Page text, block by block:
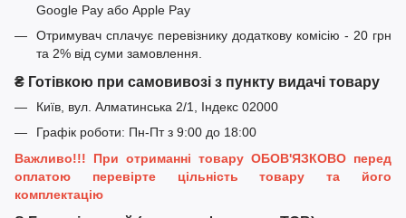
Google Pay або Apple Pay
Отримувач сплачує перевізнику додаткову комісію - 20 грн
та 2% від суми замовлення.
₴ Готівкою при самовивозі з пункту видачі товару
Київ, вул. Алматинська 2/1, Індекс 02000
Графік роботи: Пн-Пт з 9:00 до 18:00
Важливо!!! При отриманні товару ОБОВ'ЯЗКОВО перед
оплатою перевірте цільність товару та його
комплектацію